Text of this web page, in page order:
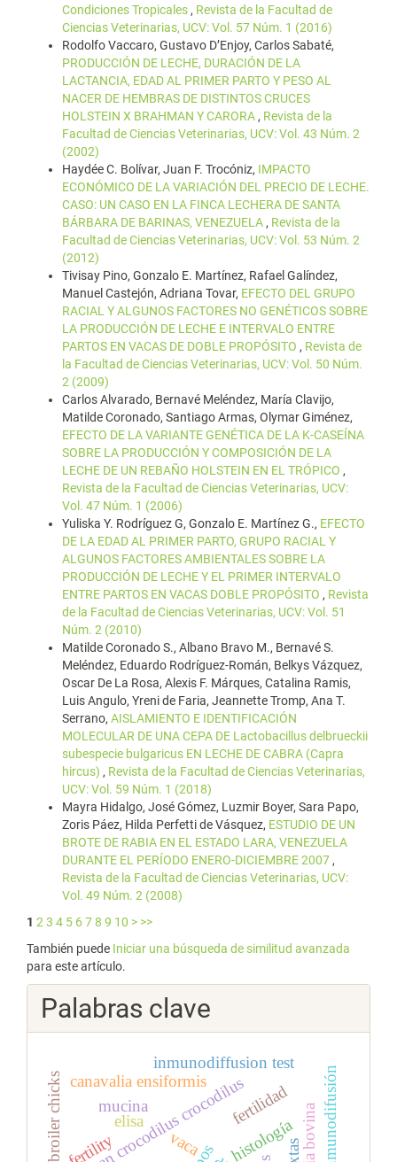
Condiciones Tropicales , Revista de la Facultad de
Ciencias Veterinarias, UCV: Vol. 57 Núm. 1 (2016)
Rodolfo Vaccaro, Gustavo D’Enjoy, Carlos Sabaté,
PRODUCCIÓN DE LECHE, DURACIÓN DE LA
LACTANCIA, EDAD AL PRIMER PARTO Y PESO AL
NACER DE HEMBRAS DE DISTINTOS CRUCES
HOLSTEIN X BRAHMAN Y CARORA , Revista de la
Facultad de Ciencias Veterinarias, UCV: Vol. 43 Núm. 2
(2002)
Haydée C. Bolívar, Juan F. Trocóniz, IMPACTO
ECONÓMICO DE LA VARIACIÓN DEL PRECIO DE LECHE.
CASO: UN CASO EN LA FINCA LECHERA DE SANTA
BÁRBARA DE BARINAS, VENEZUELA , Revista de la
Facultad de Ciencias Veterinarias, UCV: Vol. 53 Núm. 2
(2012)
Tivisay Pino, Gonzalo E. Martínez, Rafael Galíndez,
Manuel Castejón, Adriana Tovar, EFECTO DEL GRUPO
RACIAL Y ALGUNOS FACTORES NO GENÉTICOS SOBRE
LA PRODUCCIÓN DE LECHE E INTERVALO ENTRE
PARTOS EN VACAS DE DOBLE PROPÓSITO , Revista de
la Facultad de Ciencias Veterinarias, UCV: Vol. 50 Núm.
2 (2009)
Carlos Alvarado, Bernavé Meléndez, María Clavijo,
Matilde Coronado, Santiago Armas, Olymar Giménez,
EFECTO DE LA VARIANTE GENÉTICA DE LA K-CASEÍNA
SOBRE LA PRODUCCIÓN Y COMPOSICIÓN DE LA
LECHE DE UN REBAÑO HOLSTEIN EN EL TRÓPICO ,
Revista de la Facultad de Ciencias Veterinarias, UCV:
Vol. 47 Núm. 1 (2006)
Yuliska Y. Rodríguez G, Gonzalo E. Martínez G., EFECTO
DE LA EDAD AL PRIMER PARTO, GRUPO RACIAL Y
ALGUNOS FACTORES AMBIENTALES SOBRE LA
PRODUCCIÓN DE LECHE Y EL PRIMER INTERVALO
ENTRE PARTOS EN VACAS DOBLE PROPÓSITO , Revista
de la Facultad de Ciencias Veterinarias, UCV: Vol. 51
Núm. 2 (2010)
Matilde Coronado S., Albano Bravo M., Bernavé S.
Meléndez, Eduardo Rodríguez-Román, Belkys Vázquez,
Oscar De La Rosa, Alexis F. Márques, Catalina Ramis,
Luis Angulo, Yreni de Faria, Jeannette Tromp, Ana T.
Serrano, AISLAMIENTO E IDENTIFICACIÓN
MOLECULAR DE UNA CEPA DE Lactobacillus delbrueckii
subespecie bulgaricus EN LECHE DE CABRA (Capra
hircus) , Revista de la Facultad de Ciencias Veterinarias,
UCV: Vol. 59 Núm. 1 (2018)
Mayra Hidalgo, José Gómez, Luzmir Boyer, Sara Papo,
Zoris Páez, Hilda Perfetti de Vásquez, ESTUDIO DE UN
BROTE DE RABIA EN EL ESTADO LARA, VENEZUELA
DURANTE EL PERÍODO ENERO-DICIEMBRE 2007 ,
Revista de la Facultad de Ciencias Veterinarias, UCV:
Vol. 49 Núm. 2 (2008)
1 2 3 4 5 678 9 10 > >>
También puede Iniciar una búsqueda de similitud avanzada
para este artículo.
Palabras clave
caiman crocodilus crocodilushistología
elisa
inmunodiffusion test
canavalia ensiformis
mucina
broiler chicks fertilidad
vaca
fertility